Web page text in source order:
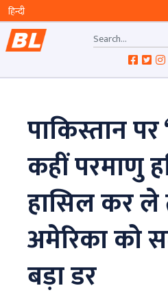
पाकिस्तान
कहीं परमाणु
हासिल कर ले
अमेरिका को
बड़ा डर